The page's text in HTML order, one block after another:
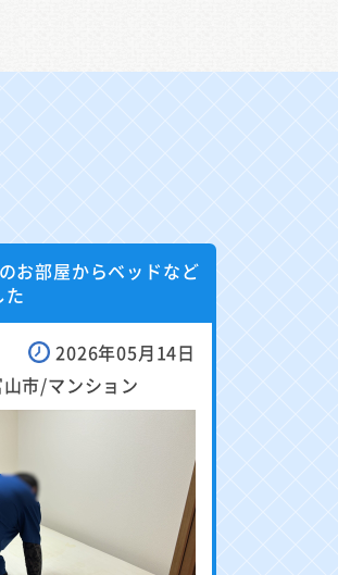
お部屋からベッドなど
た
2026年05月14日
市/マンション